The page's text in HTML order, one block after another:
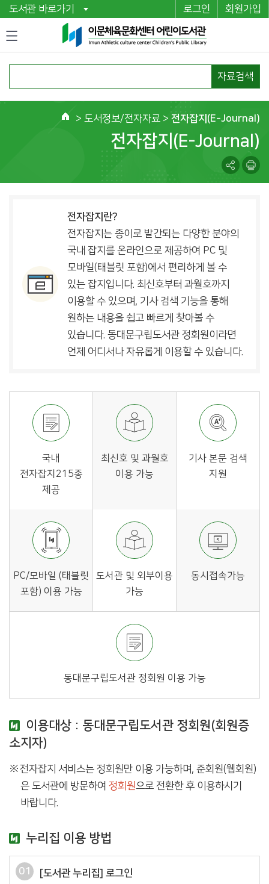
도서관 바로가기 로그인 회원가입
자료검색
홈
> 도서정보/전자자료 > 전자잡지(E-Journal)
전자잡지(E-Journal)
전자잡지란?
전자잡지는 종이로 발간되는 다양한 분야의
국내 잡지를 온라인으로 제공하여 PC 및
모바일(태블릿 포함)에서 편리하게 볼 수
있는 잡지입니다. 최신호부터 과월호까지
이용할 수 있으며, 기사 검색 기능을 통해
원하는 내용을 쉽고 빠르게 찾아볼 수
있습니다. 동대문구립도서관 정회원이라면
언제 어디서나 자유롭게 이용할 수 있습니다.
국내
전자잡지215종
제공
최신호 및 과월호
이용 가능
기사 본문 검색
지원
PC/모바일 (태블릿
포함) 이용 가능
도서관 및 외부이용
가능
동시접속가능
동대문구립도서관 정회원 이용 가능
이용대상 : 동대문구립도서관 정회원(회원증
소지자)
전자잡지 서비스는 정회원만 이용 가능하며, 준회원(웹회원)
은 도서관에 방문하여 정회원으로 전환한 후 이용하시기
바랍니다.
누리집 이용 방법
01
[도서관 누리집] 로그인